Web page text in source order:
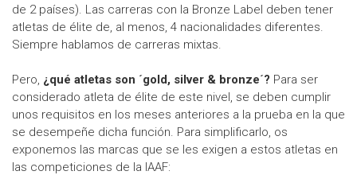
de 2 países). Las carreras con la Bronze Label deben tener
atletas de élite de, al menos, 4 nacionalidades diferentes.
Siempre hablamos de carreras mixtas.
Pero, ¿qué atletas son ´gold, silver & bronze´? Para ser
considerado atleta de élite de este nivel, se deben cumplir
unos requisitos en los meses anteriores a la prueba en la que
se desempeñe dicha función. Para simplificarlo, os
exponemos las marcas que se les exigen a estos atletas en
las competiciones de la IAAF: